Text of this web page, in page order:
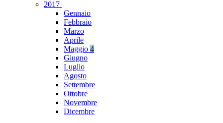
2017
Gennaio
Febbraio
Marzo
Aprile
Maggio 4
Giugno
Luglio
Agosto
Settembre
Ottobre
Novembre
Dicembre